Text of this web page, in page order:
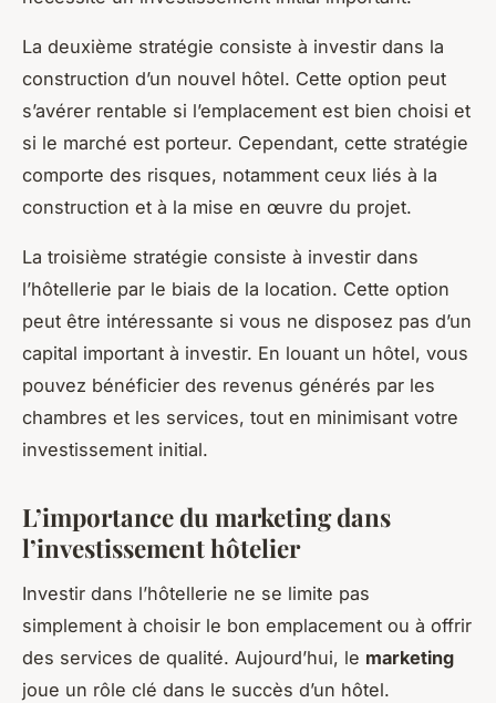
La deuxième stratégie consiste à investir dans la
construction d’un nouvel hôtel. Cette option peut
s’avérer rentable si l’emplacement est bien choisi et
si le marché est porteur. Cependant, cette stratégie
comporte des risques, notamment ceux liés à la
construction et à la mise en œuvre du projet.
La troisième stratégie consiste à investir dans
l’hôtellerie par le biais de la location. Cette option
peut être intéressante si vous ne disposez pas d’un
capital important à investir. En louant un hôtel, vous
pouvez bénéficier des revenus générés par les
chambres et les services, tout en minimisant votre
investissement initial.
L’importance du marketing dans
l’investissement hôtelier
Investir dans l’hôtellerie ne se limite pas
simplement à choisir le bon emplacement ou à offrir
des services de qualité. Aujourd’hui, le marketing
joue un rôle clé dans le succès d’un hôtel.